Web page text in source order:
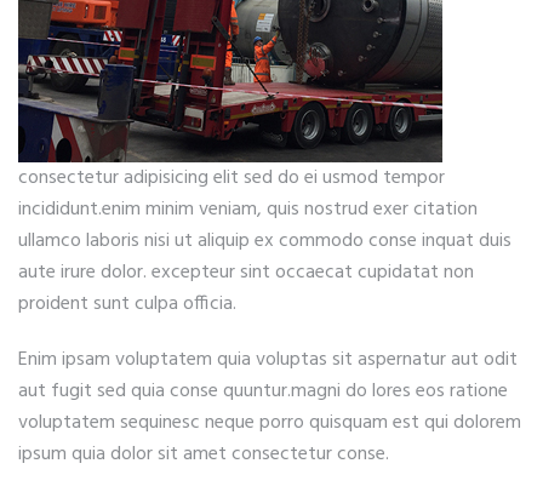
consectetur adipisicing elit sed do ei usmod tempor
incididunt.enim minim veniam, quis nostrud exer citation
ullamco laboris nisi ut aliquip ex commodo conse inquat duis
aute irure dolor. excepteur sint occaecat cupidatat non
proident sunt culpa officia.
Enim ipsam voluptatem quia voluptas sit aspernatur aut odit
aut fugit sed quia conse quuntur.magni do lores eos ratione
voluptatem sequinesc neque porro quisquam est qui dolorem
ipsum quia dolor sit amet consectetur conse.